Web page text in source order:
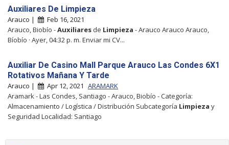
Auxiliares De Limpieza
Arauco |
Feb 16, 2021
Arauco, Biobío -Auxiliares de Limpieza - Arauco Arauco Arauco,
Bíobío · Ayer, 04:32 p. m. Enviar mi CV...
Auxiliar De Casino Mall Parque Arauco Las Condes 6X1
Rotativos Mañana Y Tarde
Arauco | Apr 12, 2021 ARAMARK
Aramark - Las Condes, Santiago - Arauco, Biobío - Categoría:
Almacenamiento / Logística / Distribución Subcategoría Limpieza y
Seguridad Localidad: Santiago